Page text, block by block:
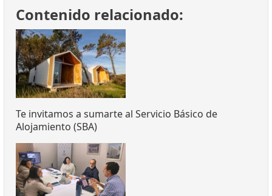
Contenido relacionado:
Te invitamos a sumarte al Servicio Básico de
Alojamiento (SBA)